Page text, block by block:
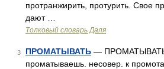
протранжирить, протурить. Свое
дают …
Толковый словарь Даля
3 ПРОМАТЫВАТЬ —
проматываешь. несовер. к